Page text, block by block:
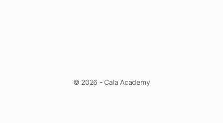
© 2026 - Cala Academy